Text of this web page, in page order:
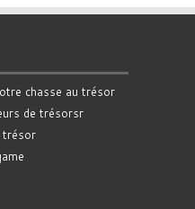
chasse au trésor
de trésorsr
trésor